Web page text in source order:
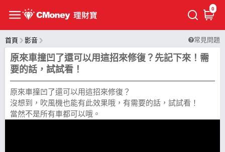
0
首頁 影音 常見問題
原來車撞凹了還可以用這招來修復？先記下來！需
要的話，試試看！
原來車撞凹了還可以用這招來修復？
沒想到，吹風機也能有此效果哦，有需要的話，試試看！
當然不是所有車都可以哦。